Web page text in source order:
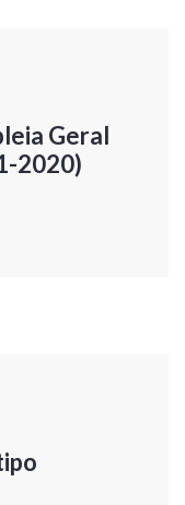
Geral
2020)